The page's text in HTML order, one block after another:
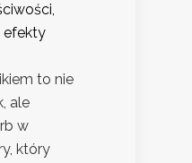
efekty
to nie
ale
w
który